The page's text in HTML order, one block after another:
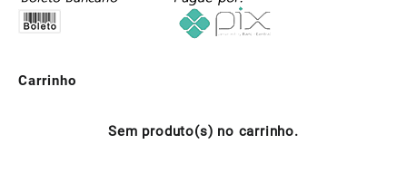
Carrinho
Sem produto(s) no carrinho.